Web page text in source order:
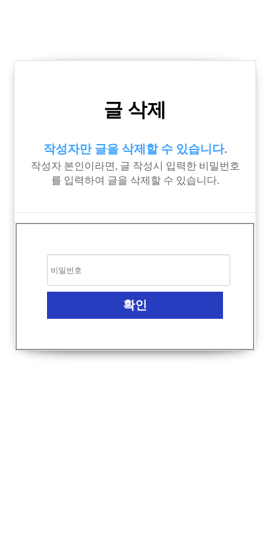
글 삭제
작성자만 글을 삭제할 수 있습니다.
작성자 본인이라면, 글 작성시 입력한 비밀번호
를 입력하여 글을 삭제할 수 있습니다.